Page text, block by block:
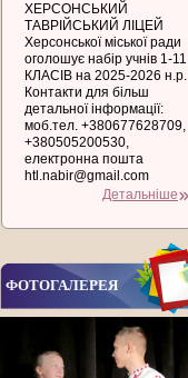
ХЕРСОНСЬКИЙ
ТАВРІЙСЬКИЙ ЛІЦЕЙ
Херсонської міської ради
оголошує набір учнів 1-11
КЛАСІВ на 2025-2026 н.р.
Контакти для більш
детальної інформації:
моб.тел. +380677628709,
+380505200530,
електронна пошта
htl.nabir@gmail.com
Детальніше
ФОТОГАЛЕРЕЯ